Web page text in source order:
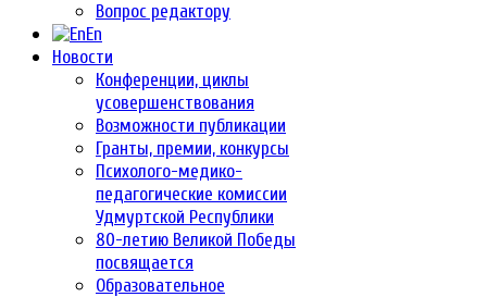
Вопрос редактору
En
Новости
Конференции, циклы
усовершенствования
Возможности публикации
Гранты, премии, конкурсы
Психолого-медико-
педагогические комиссии
Удмуртской Республики
80-летию Великой Победы
посвящается
Образовательное